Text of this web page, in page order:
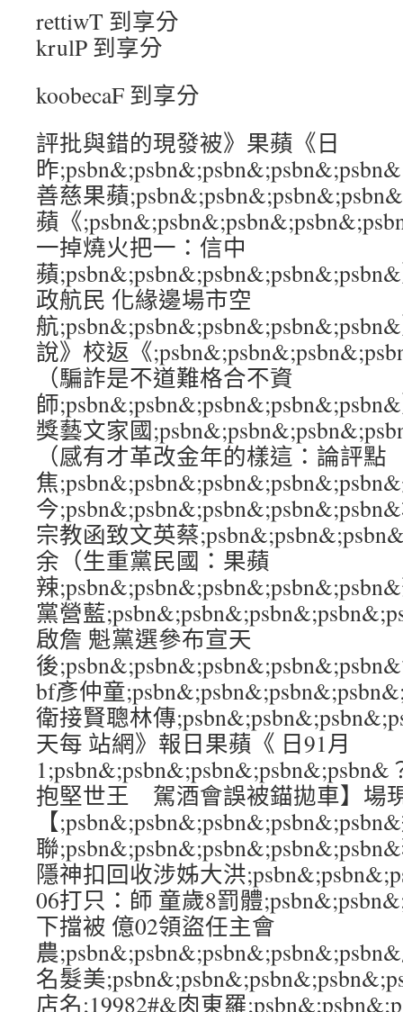
rettiwT 到享分
krulP 到享分
koobecaF 到享分
評批與錯的現發被》果蘋《日
昨
善慈果蘋
蘋《
一掉燒火把一：信中
蘋
政航民 化緣邊場市空
航
說》校返《
（騙詐是不道難格合不資
師
獎藝文家國
（感有才革改金年的樣這：論評點
焦
今
宗教函致文英蔡
余（生重黨民國：果蘋
辣
黨營藍
啟詹 魁黨選參布宣天
後
bf彥仲童
衛接賢聰林傳
天每 站網》報日果蘋《 日91月
抱堅世王 駕酒會誤被錨拋車】場
【
聯
隱神扣回收涉姊大洪
06打只：師 童歲8罰體
下擋被 億02領盜任主會
農
名髮美
店名;19982#&肉東羅